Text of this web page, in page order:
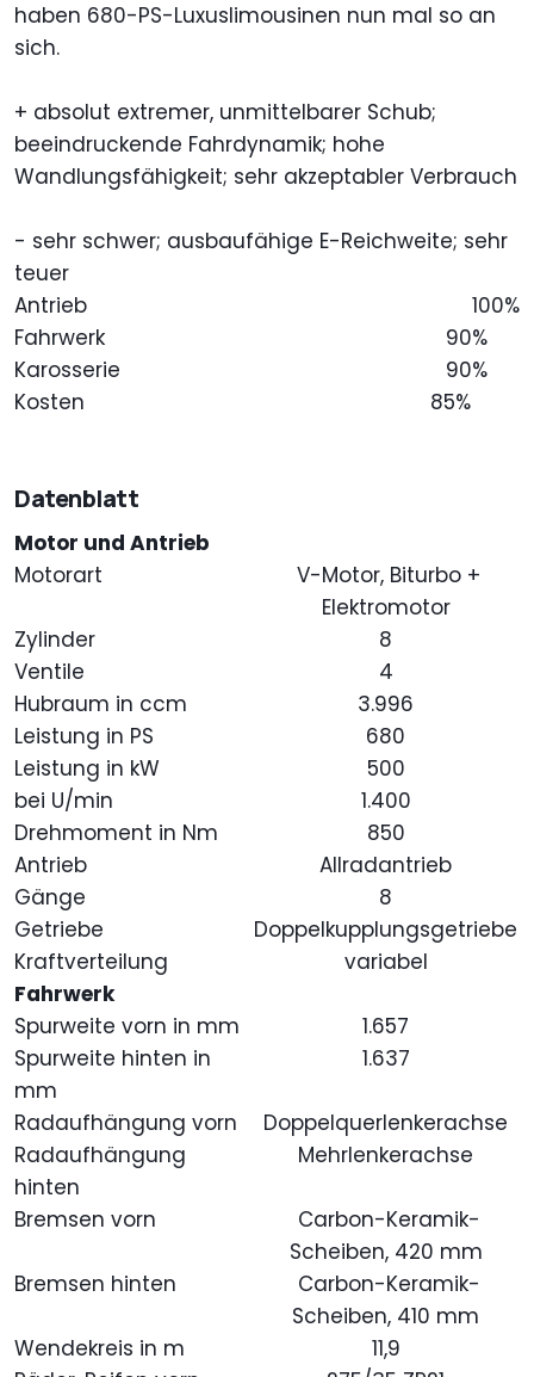
haben 680-PS-Luxuslimousinen nun mal so an
sich.
+ absolut extremer, unmittelbarer Schub;
beeindruckende Fahrdynamik; hohe
Wandlungsfähigkeit; sehr akzeptabler Verbrauch
- sehr schwer; ausbaufähige E-Reichweite; sehr
teuer
Antrieb
100%
Fahrwerk
90%
Karosserie
90%
Kosten
85%
Datenblatt
Motor und Antrieb
Motorart
V-Motor, Biturbo +
Elektromotor
Zylinder
8
Ventile
4
Hubraum in ccm
3.996
Leistung in PS
680
Leistung in kW
500
bei U/min
1.400
Drehmoment in Nm
850
Antrieb
Allradantrieb
Gänge
8
Getriebe
Doppelkupplungsgetriebe
Kraftverteilung
variabel
Fahrwerk
Spurweite vorn in mm
1.657
Spurweite hinten in
mm
1.637
Radaufhängung vorn
Doppelquerlenkerachse
Radaufhängung
hinten
Mehrlenkerachse
Bremsen vorn
Carbon-Keramik-
Scheiben, 420 mm
Bremsen hinten
Carbon-Keramik-
Scheiben, 410 mm
Wendekreis in m
11,9